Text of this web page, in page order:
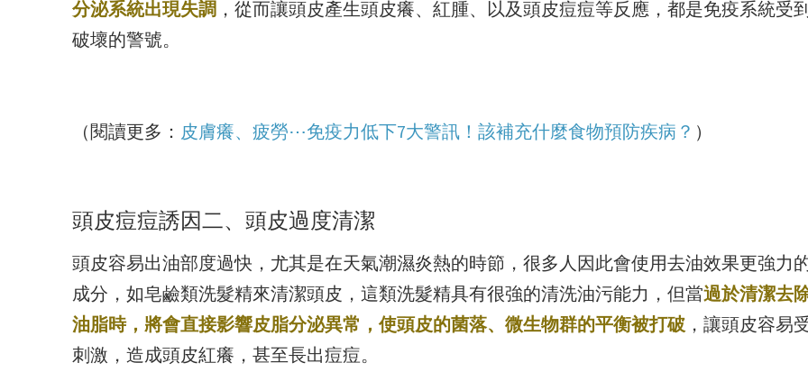
分泌系統出現失調 ，從而讓頭皮產生頭皮癢、紅腫、以及頭皮痘痘等反應，都是免疫系統受
破壞的警號。
（閱讀更多： 皮膚癢、疲勞⋯免疫力低下7大警訊！該補充什麼食物預防疾病？ ）
頭皮痘痘誘因二、頭皮過度清潔
頭皮容易出油部度過快，尤其是在天氣潮濕炎熱的時節，很多人因此會使用去油效果更強力
成分，如皂鹼類洗髮精來清潔頭皮，這類洗髮精具有很強的清洗油污能力，但當過於清潔去
油脂時，將會直接影響皮脂分泌異常，使頭皮的菌落、微生物群的平衡被打破 ，讓頭皮容易
刺激，造成頭皮紅癢，甚至長出痘痘。